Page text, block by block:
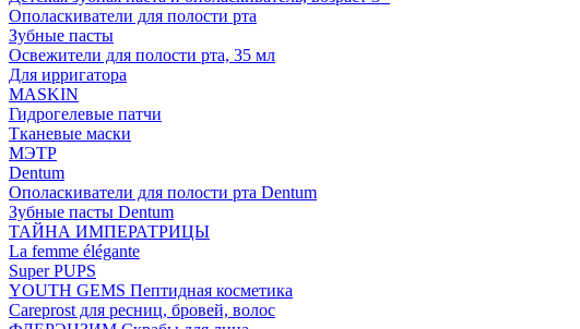
Ополаскиватели для полости рта
Зубные пасты
Освежители для полости рта, 35 мл
Для ирригатора
MASKIN
Гидрогелевые патчи
Тканевые маски
МЭТР
Dentum
Ополаскиватели для полости рта Dentum
Зубные пасты Dentum
ТАЙНА ИМПЕРАТРИЦЫ
La femme élégante
Super PUPS
YOUTH GEMS Пептидная косметика
Careprost для ресниц, бровей, волос